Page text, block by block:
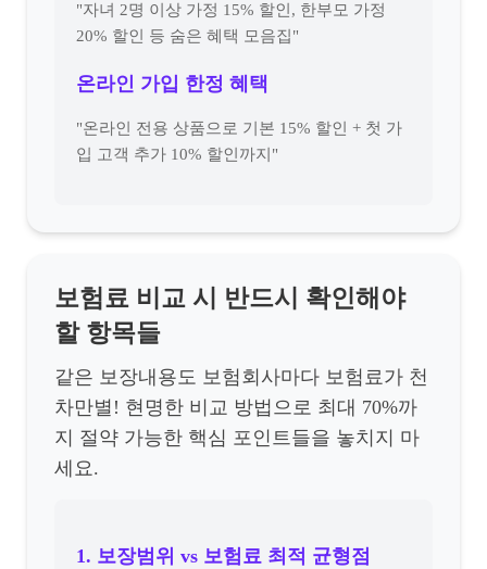
"자녀 2명 이상 가정 15% 할인, 한부모 가정
20% 할인 등 숨은 혜택 모음집"
온라인 가입 한정 혜택
"온라인 전용 상품으로 기본 15% 할인 + 첫 가
입 고객 추가 10% 할인까지"
보험료 비교 시 반드시 확인해야
할 항목들
같은 보장내용도 보험회사마다 보험료가 천
차만별! 현명한 비교 방법으로 최대 70%까
지 절약 가능한 핵심 포인트들을 놓치지 마
세요.
1. 보장범위 vs 보험료 최적 균형점